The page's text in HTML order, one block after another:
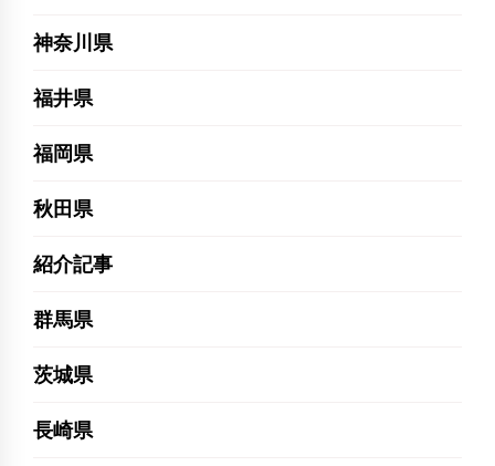
神奈川県
福井県
福岡県
秋田県
紹介記事
群馬県
茨城県
長崎県